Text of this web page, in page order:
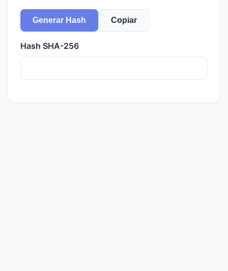
Generar Hash Copiar
Hash SHA-256